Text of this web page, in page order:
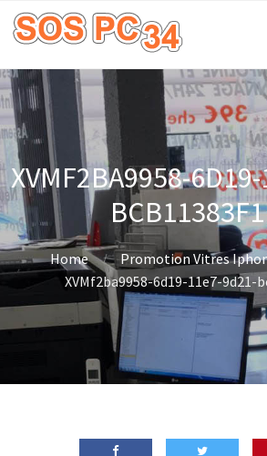
XVMF2BA9958-
Home
Promotion Vitres
XVMf2ba9958-6d19-11e7-9d21-